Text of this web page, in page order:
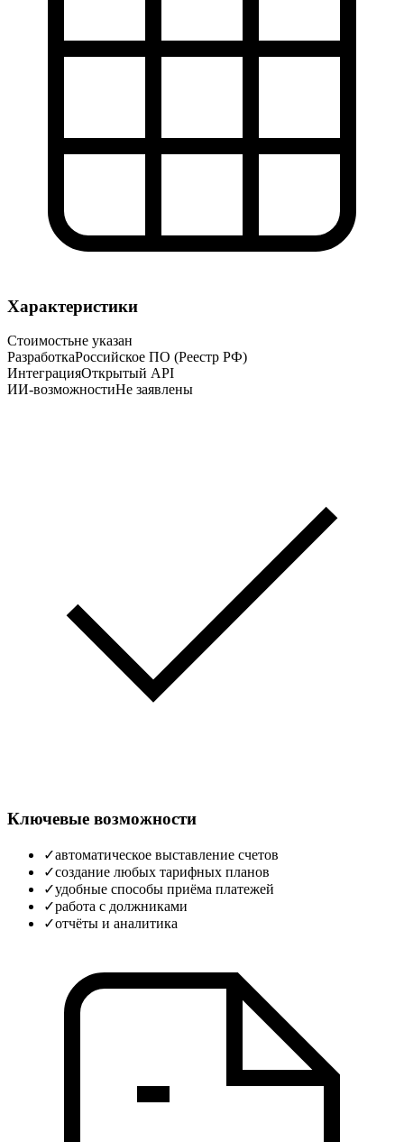
Характеристики
Стоимостьне указан
РазработкаРоссийское ПО (Реестр РФ)
ИнтеграцияОткрытый API
ИИ-возможностиНе заявлены
Ключевые возможности
✓автоматическое выставление счетов
✓создание любых тарифных планов
✓удобные способы приёма платежей
✓работа с должниками
✓отчёты и аналитика